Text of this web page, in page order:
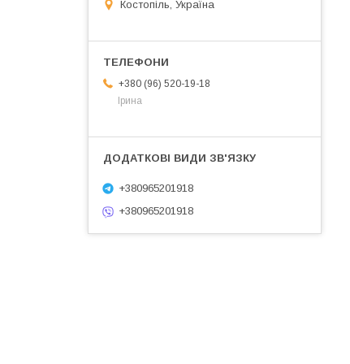
Костопіль, Україна
+380 (96) 520-19-18
Ірина
+380965201918
+380965201918